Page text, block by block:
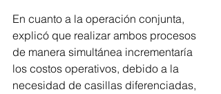
En cuanto a la operación conjunta,
explicó que realizar ambos procesos
de manera simultánea incrementaría
los costos operativos, debido a la
necesidad de casillas diferenciadas,